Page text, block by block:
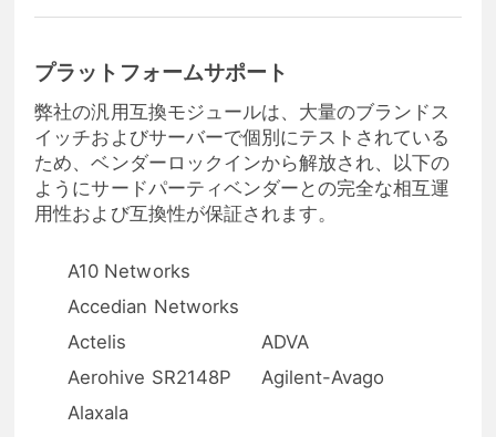
プラットフォームサポート
弊社の汎用互換モジュールは、大量のブランドス
イッチおよびサーバーで個別にテストされている
ため、ベンダーロックインから解放され、以下の
ようにサードパーティベンダーとの完全な相互運
用性および互換性が保証されます。
A10 Networks
Accedian Networks
Actelis
ADVA
Aerohive SR2148P
Agilent-Avago
Alaxala